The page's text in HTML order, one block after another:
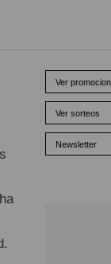
Ver
Ver sorteos
Newsletter